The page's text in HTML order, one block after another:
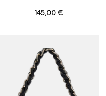
145,00 €